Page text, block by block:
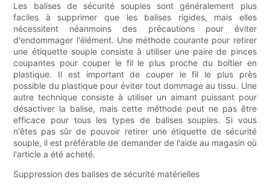
Les balises de sécurité souples sont généralement plus
faciles à supprimer que les balises rigides, mais elles
nécessitent néanmoins des précautions pour éviter
d'endommager l'élément. Une méthode courante pour retirer
une étiquette souple consiste à utiliser une paire de pinces
coupantes pour couper le fil le plus proche du boîtier en
plastique. Il est important de couper le fil le plus près
possible du plastique pour éviter tout dommage au tissu. Une
autre technique consiste à utiliser un aimant puissant pour
désactiver la balise, mais cette méthode peut ne pas être
efficace pour tous les types de balises souples. Si vous
n'êtes pas sûr de pouvoir retirer une étiquette de sécurité
souple, il est préférable de demander de l'aide au magasin où
l'article a été acheté.
Suppression des balises de sécurité matérielles